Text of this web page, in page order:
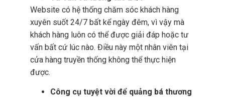
Website có hệ thống chăm sóc khách hàng
xuyên suốt 24/7 bất kể ngày đêm, vì vậy mà
khách hàng luôn có thể được giải đáp hoặc tư
vấn bất cứ lúc nào. Điều này một nhân viên tại
cửa hàng truyền thống không thể thực hiện
được.
Công cụ tuyệt vời để quảng bá thương